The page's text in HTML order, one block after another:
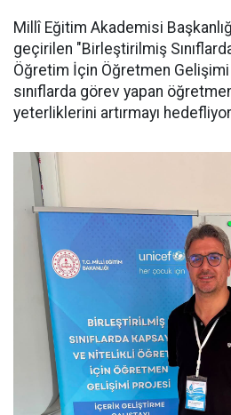
Millî Eğitim Akademisi
geçirilen "Birleştirilmiş
Öğretim İçin Öğretmen
sınıflarda görev yapan
yeterliklerini artırmayı